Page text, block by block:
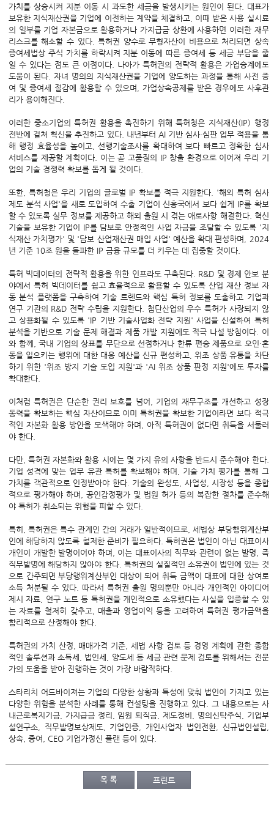
가치를 상승시켜 지분 이동 시 과도한 세금을 발생시키는 원인이 된다. 대표가
보유한 지식재산권을 기업에 이전하는 계약을 체결하고, 이때 받은 사용 실시료
의 일부를 기업 자본금으로 활용하거나 가지급금 상환에 사용하면 이러한 재무
리스크를 해소할 수 있다. 특허권 양수로 무형자산이 비용으로 처리되면 상속
증여세법상 주식 가치를 하락시켜 지분 이동에 따른 증여세 등 세금 부담을 줄
일 수 있다는 점도 큰 이점이다. 나아가 특허권의 전략적 활용은 가업승계에도
도움이 된다. 자녀 명의의 지식재산권을 기업에 양도하는 과정을 통해 사전 증
여 및 증여세 절감에 활용할 수 있으며, 가업상속공제를 받은 경우에도 사후관
리가 용이해진다.
이러한 중소기업의 특허권 활용을 촉진하기 위해 특허청은 지식재산(IP) 행정
전반에 걸쳐 혁신을 추진하고 있다. 내년부터 AI 기반 심사·심판 업무 적용을 통
해 행정 효율성을 높이고, 선행기술조사를 확대하여 보다 빠르고 정확한 심사
서비스를 제공할 계획이다. 이는 곧 고품질의 IP 창출 환경으로 이어져 우리 기
업의 기술 경쟁력 확보를 돕게 될 것이다.
또한, 특허청은 우리 기업의 글로벌 IP 확보를 적극 지원한다. '해외 특허 심사
제도 분석 사업'을 새로 도입하여 수출 기업이 신흥국에서 보다 쉽게 IP를 확보
할 수 있도록 실무 정보를 제공하고 해외 출원 시 겪는 애로사항 해결한다. 혁신
기술을 보유한 기업이 IP를 담보로 안정적인 사업 자금을 조달할 수 있도록 '지
식재산 가치평가' 및 '담보 산업재산권 매입 사업' 예산을 확대 편성하며, 2024
년 기준 10조 원을 돌파한 IP 금융 규모를 더 키우는 데 집중할 것이다.
특허 빅데이터의 전략적 활용을 위한 인프라도 구축된다. R&D 및 경제 안보 분
야에서 특허 빅데이터를 쉽고 효율적으로 활용할 수 있도록 산업 재산 정보 자
동 분석 플랫폼을 구축하여 기술 트렌드와 핵심 특허 정보를 도출하고 기업과
연구 기관의 R&D 전략 수립을 지원한다. 첨단산업의 우수 특허가 사장되지 않
고 상용화될 수 있도록 'IP 기반 기술사업화 전략 지원' 사업을 신설하여 특허
분석을 기반으로 기술 문제 해결과 제품 개발 지원에도 적극 나설 방침이다. 이
와 함께, 국내 기업의 상표를 무단으로 선점하거나 한류 편승 제품으로 오인·혼
동을 일으키는 행위에 대한 대응 예산을 신규 편성하고, 위조 상품 유통을 차단
하기 위한 '위조 방지 기술 도입 지원'과 'AI 위조 상품 판정 지원'에도 투자를
확대한다.
이처럼 특허권은 단순한 권리 보호를 넘어, 기업의 재무구조를 개선하고 성장
동력을 확보하는 핵심 자산이므로 이미 특허권을 확보한 기업이라면 보다 적극
적인 자본화 활용 방안을 모색해야 하며, 아직 특허권이 없다면 취득을 서둘러
야 한다.
다만, 특허권 자본화와 활용 시에는 몇 가지 유의 사항을 반드시 준수해야 한다.
기업 성격에 맞는 업무 유관 특허를 확보해야 하며, 기술 가치 평가를 통해 그
가치를 객관적으로 인정받아야 한다. 기술의 완성도, 사업성, 시장성 등을 종합
적으로 평가해야 하며, 공인감정평가 및 법원 허가 등의 복잡한 절차를 준수해
야 특허가 취소되는 위험을 피할 수 있다.
특히, 특허권은 특수 관계인 간의 거래가 일반적이므로, 세법상 부당행위계산부
인에 해당하지 않도록 철저한 준비가 필요하다. 특허권은 법인이 아닌 대표이사
개인이 개발한 발명이어야 하며, 이는 대표이사의 직무와 관련이 없는 발명, 즉
직무발명에 해당하지 않아야 한다. 특허권의 실질적인 소유권이 법인에 있는 것
으로 간주되면 부당행위계산부인 대상이 되어 취득 금액이 대표에 대한 상여로
소득 처분될 수 있다. 따라서 특허권 출원 명의뿐만 아니라 개인적인 아이디어
제시 자료, 연구 노트 등 특허권을 개인적으로 소유했다는 사실을 입증할 수 있
는 자료를 철저히 갖추고, 매출과 영업이익 등을 고려하여 특허권 평가금액을
합리적으로 산정해야 한다.
특허권의 가치 산정, 매매가격 기준, 세법 사항 검토 등 경영 계획에 관한 종합
적인 솔루션과 소득세, 법인세, 양도세 등 세금 관련 문제 검토를 위해서는 전문
가의 도움을 받아 진행하는 것이 가장 바람직하다.
스타리치 어드바이져는 기업의 다양한 상황과 특성에 맞춰 법인이 가지고 있는
다양한 위험을 분석한 사례를 통해 컨설팅을 진행하고 있다. 그 내용으로는 사
내근로복지기금, 가지급금 정리, 임원 퇴직금, 제도정비, 명의신탁주식, 기업부
설연구소, 직무발명보상제도, 기업인증, 개인사업자 법인전환, 신규법인설립,
상속, 증여, CEO 기업가정신 플랜 등이 있다.